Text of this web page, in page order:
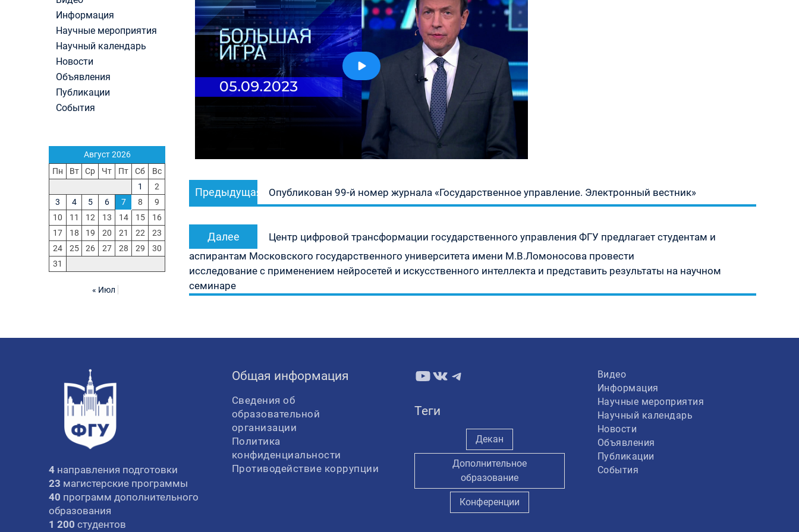
(ранжированные списки поступающих)
Вячеслав Никонов в программе «Большая игра» —
Первый канал, 24.07.2026. Часть 1-2
Вниманию абитуриентов бакалавриата! Открыта
онлайн-запись на заключение договора на
Вячеслав Никонов в программе «Большая игра»
— Первый канал, 05.08.2026. Часть 1-3
In Memoriam. Муза Аркадьевна Сажина (18.09.1930
— Первый канал, 04.08.2026. Часть 1-3
Навигация
по
записям
Предыдущая
Предыдущая
запись:
Опубликован 99-й номер журнала «Государственное управление. Электронный вестник»
Далее
Следующая
запись:
Центр цифровой трансформации государственного управления ФГУ предлагает студентам и
аспирантам Московского государственного университета имени М.В.Ломоносова провести
исследование с применением нейросетей и искусственного интеллекта и представить результаты на научном
семинаре
Информация
Научные мероприятия
Научный календарь
Новости
Объявления
Публикации
События
Август 2026
Пн
Вт Ср Чт Пт Сб
Вс
1
2
3
4 5 6 7 8
9
10
11 12 13 14 15
16
17
18 19 20 21 22
23
24
25 26 27 28 29
30
31
« Июл
4 направления подготовки
23 магистерские программы
40 программ дополнительного
образования
1 200 студентов
Общая информация
Сведения об
образовательной
организации
Политика
конфиденциальности
Противодействие коррупции
YouTube
ВКонтакте
Telegram
Теги
Декан
Дополнительное
образование
Конференции
Видео
Информация
Научные мероприятия
Научный календарь
Новости
Объявления
Публикации
События